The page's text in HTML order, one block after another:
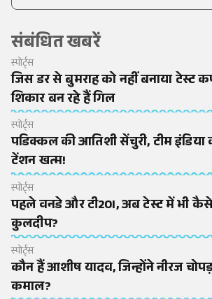
संबंधित खबरें
स्पोर्ट्स
जिस डर से बुमराह को नहीं बनाया टेस्ट
शिकार बन रहे हैं गिल
स्पोर्ट्स
पडिक्कल की आतिशी सेंचुरी, टीम इंडिया
टेंशन खत्म!
स्पोर्ट्स
पहले वनडे और टी20I, अब टेस्ट में भी
कुलदीप?
स्पोर्ट्स
कौन हैं आशीष यादव, जिन्होंने नीरज
कमाल?